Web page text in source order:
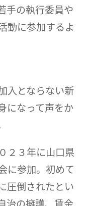
手の執行委員や
動に参加するよ
入とならない新
になって声をか
２３年に山口県
に参加。初めて
圧倒されたとい